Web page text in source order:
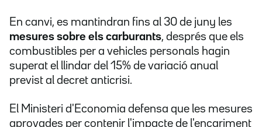
En canvi, es mantindran fins al 30 de juny les
mesures sobre els carburants, després que els
combustibles per a vehicles personals hagin
superat el llindar del 15% de variació anual
previst al decret anticrisi.
El Ministeri d'Economia defensa que les mesures
aprovades per contenir l'impacte de l'encariment